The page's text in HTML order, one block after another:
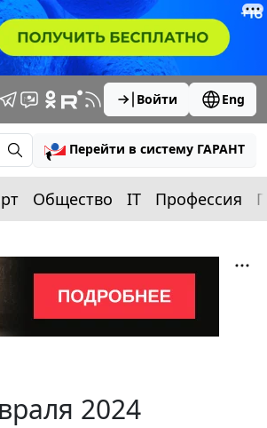
Войти Eng
Перейти в систему ГАРАНТ
Общество IT Профессия
2024